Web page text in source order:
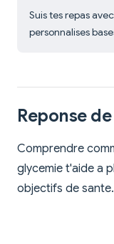
Suis tes repas avec
personnalises
Reponse
Comprendre
glycemie t'aide a
objectifs de sante.